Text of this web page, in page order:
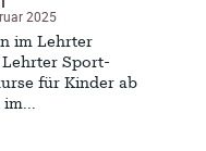
2025
im Lehrter
Sport-
für Kinder ab